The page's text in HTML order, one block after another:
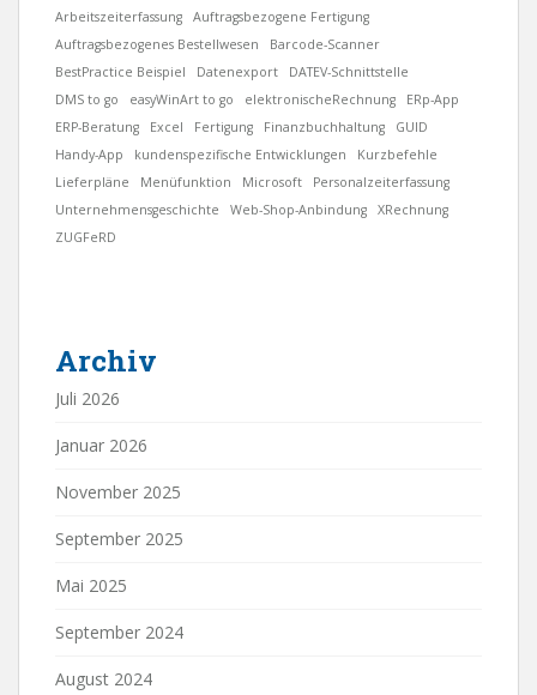
Arbeitszeiterfassung
Auftragsbezogene Fertigung
Auftragsbezogenes Bestellwesen
Barcode-Scanner
BestPractice Beispiel
Datenexport
DATEV-Schnittstelle
DMS to go
easyWinArt to go elektronischeRechnung
ERp-App
ERP-Beratung
Excel Fertigung Finanzbuchhaltung
GUID
Handy-App
kundenspezifische Entwicklungen
Kurzbefehle
Lieferpläne
Menüfunktion Microsoft
Personalzeiterfassung
Unternehmensgeschichte
Web-Shop-Anbindung
XRechnung
ZUGFeRD
Archiv
Juli 2026
Januar 2026
November 2025
September 2025
Mai 2025
September 2024
August 2024